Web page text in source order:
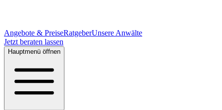
Angebote & PreiseRatgeberUnsere Anwälte
Jetzt beraten lassen
Hauptmenü öffnen